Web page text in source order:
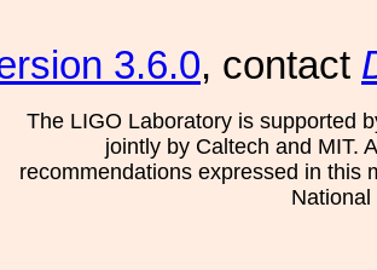
3.6.0, contact
The LIGO Laboratory is supported
jointly by Caltech and MIT.
recommendations expressed in this